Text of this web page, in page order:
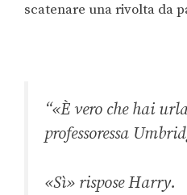
scatenare una rivolta da
“«È vero che hai
professoressa
«Sì» rispose Harry.